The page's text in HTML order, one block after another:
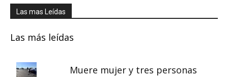
Las mas Leídas
Las más leídas
Muere mujer y tres personas